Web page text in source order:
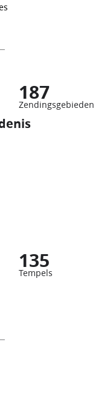
187
Zendingsgebieden
135
Tempels